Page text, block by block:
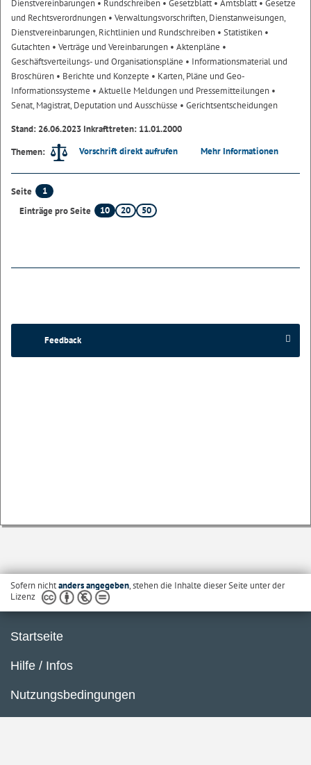
Dienstvereinbarungen • Rundschreiben • Gesetzblatt• Amtsblatt• Gesetze
und Rechtsverordnungen • Verwaltungsvorschriften, Dienstanweisungen,
Dienstvereinbarungen, Richtlinien und Rundschreiben • Statistiken •
Gutachten • Verträge und Vereinbarungen • Aktenpläne •
Geschäftsverteilungs- und Organisationspläne • Informationsmaterial und
Broschüren • Berichte und Konzepte • Karten, Pläne und Geo-
Informationssysteme • Aktuelle Meldungen und Pressemitteilungen •
Senat, Magistrat, Deputation und Ausschüsse • Gerichtsentscheidungen
Stand: 26.06.2023 Inkrafttreten: 11.01.2000
Themen:
Vorschrift direkt aufrufen Mehr Informationen
Seite
1
Einträge pro Seite
10 20 50
Feedback
Sofern nichtanders angegeben, stehen die Inhalte dieser Seite unter der
Lizenz
Startseite
Hilfe / Infos
Nutzungsbedingungen